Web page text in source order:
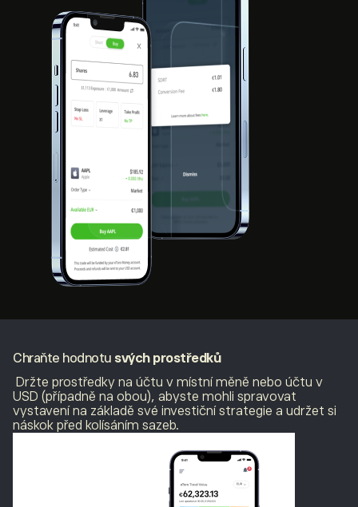
Chraňte hodnotu svých prostředků
Držte prostředky na účtu v místní měně nebo účtu v
USD (případně na obou), abyste mohli spravovat
vystavení na základě své investiční strategie a udržet si
náskok před kolísáním sazeb.